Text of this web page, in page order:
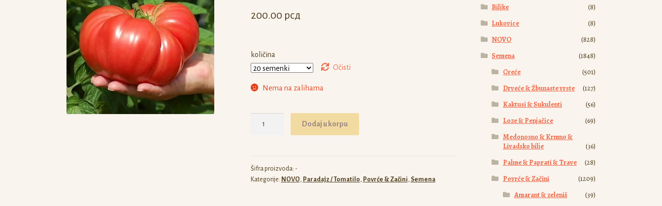
200.00 рсд
količina
Očisti
Nema na zalihama
Dodaj u korpu
Šifra proizvoda: -
Kategorije: NOVO , Paradajz / Tomatilo , Povrće & Začini , Semena
Biljke
(8)
Lukovice
(8)
NOVO
(828)
Semena
(1848)
Cveće
(501)
Drveće & Žbunaste vrste
(127)
Kaktusi & Sukulenti
(56)
Loze & Penjačice
(69)
Medonosno & Krmno &
Livadsko bilje
(36)
Palme & Paprati & Trave
(28)
Povrće & Začini
(1209)
Amarant & zeleniš
(39)